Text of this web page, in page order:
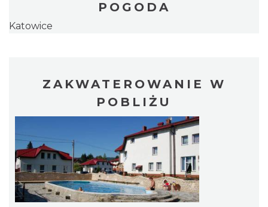
POGODA
Katowice
ZAKWATEROWANIE W
POBLIŻU